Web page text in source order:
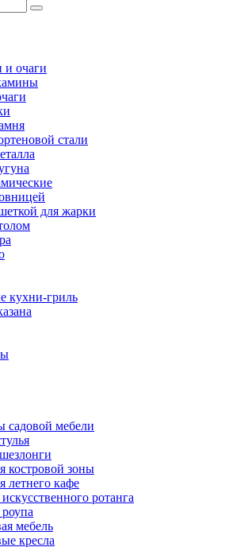
и очаги
стали
для жарки
кухни-гриль
садовой мебели
костровой зоны
летнего кафе
ротанга
мебель
кресла